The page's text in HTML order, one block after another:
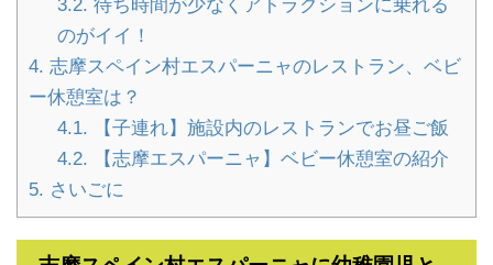
3.2. 待ち時間が少なくアトラクションに乗れる
のがイイ！
4. 志摩スペイン村エスパーニャのレストラン、ベビ
ー休憩室は？
4.1. 【子連れ】施設内のレストランでお昼ご飯
4.2. 【志摩エスパーニャ】ベビー休憩室の紹介
5. さいごに